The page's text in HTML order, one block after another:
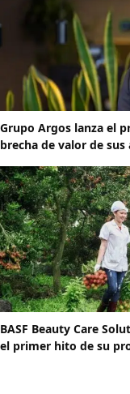
Grupo Argos lanza el
brecha de valor de sus
BASF Beauty Care
el primer hito de su